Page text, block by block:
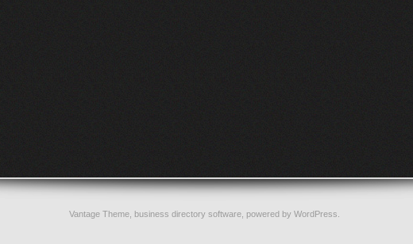
Vantage Theme, business directory software, powered by WordPress